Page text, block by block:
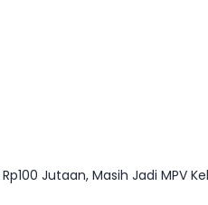
Jutaan, Masih Jadi MPV